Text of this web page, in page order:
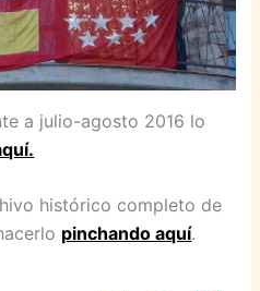
a julio-agosto 2016 lo
histórico completo de
pinchando aquí.